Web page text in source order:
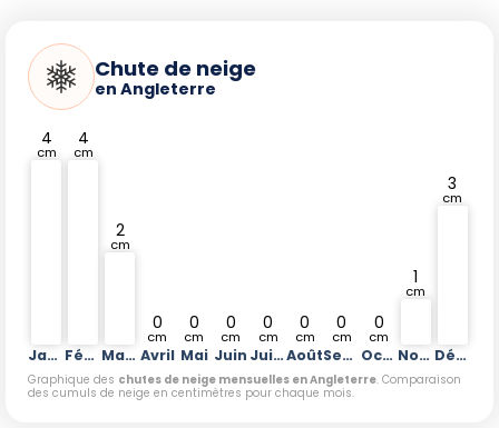
Chute de neige
en Angleterre
Janvier
4
cm
Février
4
cm
Mars
2
cm
Avril
0
cm
Mai
0
cm
Juin
0
cm
Juillet
0
cm
Août
0
cm
Septembre
0
cm
Octobre
0
cm
Novembre
1
cm
Décembre
3
cm
Graphique des chutes de neige mensuelles en Angleterre. Comparaison
des cumuls de neige en centimètres pour chaque mois.